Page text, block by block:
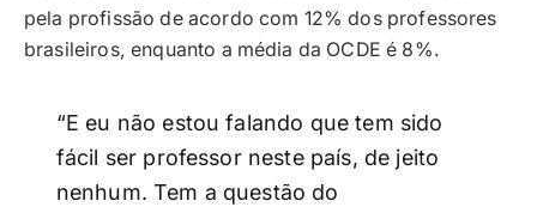
pela profissão de acordo com 12% dos professores
brasileiros, enquanto a média da OCDE é 8%.
“E eu não estou falando que tem sido
fácil ser professor neste país, de jeito
nenhum. Tem a questão do